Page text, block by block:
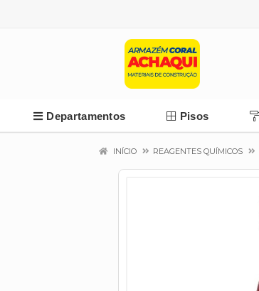
Departamentos Pisos
INÍCIO REAGENTES QUÍMICOS